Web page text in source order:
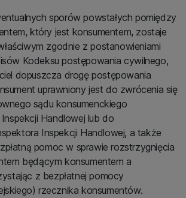
sporów powstałych pomiędzy
który jest konsumentem, zostaje
zgodnie z postanowieniami
Kodeksu postępowania cywilnego,
dopuszcza drogę postępowania
uprawniony jest do zwrócenia się
sądu konsumenckiego
Handlowej lub do
Inspekcji Handlowej, a także
pomoc w sprawie rozstrzygnięcia
będącym konsumentem a
z bezpłatnej pomocy
rzecznika konsumentów.